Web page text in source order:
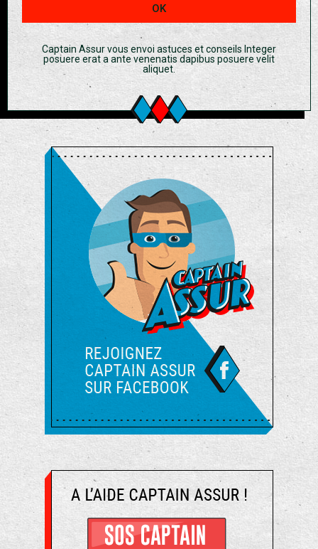
OK
Captain Assur vous envoi astuces et conseils Integer
posuere erat a ante venenatis dapibus posuere velit
aliquet.